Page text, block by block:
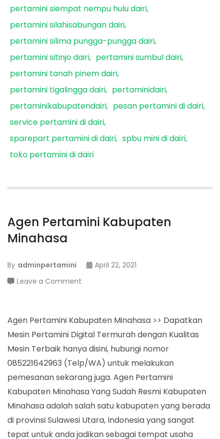
pertamini siempat nempu hulu dairi
pertamini silahisabungan dairi
pertamini silima pungga-pungga dairi
pertamini sitinjo dairi
pertamini sumbul dairi
pertamini tanah pinem dairi
pertamini tigalingga dairi
pertaminidairi
pertaminikabupatendairi
pesan pertamini di dairi
service pertamini di dairi
sparepart pertamini di dairi spbu mini di dairi
toko pertamini di dairi
Agen Pertamini Kabupaten
Minahasa
By adminpertamini
April 22, 2021
Leave a Comment
Kabupaten
Minahasa
Agen Pertamini Kabupaten Minahasa >> Dapatkan
Mesin Pertamini Digital Termurah dengan Kualitas
Mesin Terbaik hanya disini, hubungi nomor
085221642963 (Telp/WA) untuk melakukan
pemesanan sekarang juga. Agen Pertamini
Kabupaten Minahasa Yang Sudah Resmi Kabupaten
Minahasa adalah salah satu kabupaten yang berada
di provinsi Sulawesi Utara, Indonesia yang sangat
tepat untuk anda jadikan sebagai tempat usaha